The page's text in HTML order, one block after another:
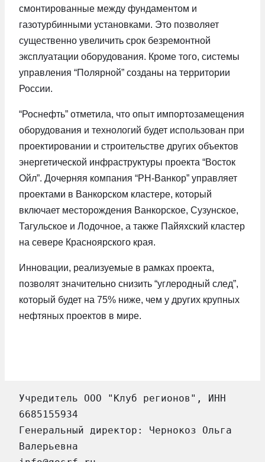
смонтированные между фундаментом и
газотурбинными установками. Это позволяет
существенно увеличить срок безремонтной
эксплуатации оборудования. Кроме того, системы
управления “Полярной” созданы на территории
России.
“Роснефть” отметила, что опыт импортозамещения
оборудования и технологий будет использован при
проектировании и строительстве других объектов
энергетической инфраструктуры проекта “Восток
Ойл”. Дочерняя компания “РН-Ванкор” управляет
проектами в Ванкорском кластере, который
включает месторождения Ванкорское, Сузунское,
Тагульское и Лодочное, а также Пайяхский кластер
на севере Красноярского края.
Инновации, реализуемые в рамках проекта,
позволят значительно снизить “углеродный след”,
который будет на 75% ниже, чем у других крупных
нефтяных проектов в мире.
Учредитель ООО "Клуб регионов", ИНН
6685155934
Генеральный директор: Чернокоз Ольга
Валерьевна